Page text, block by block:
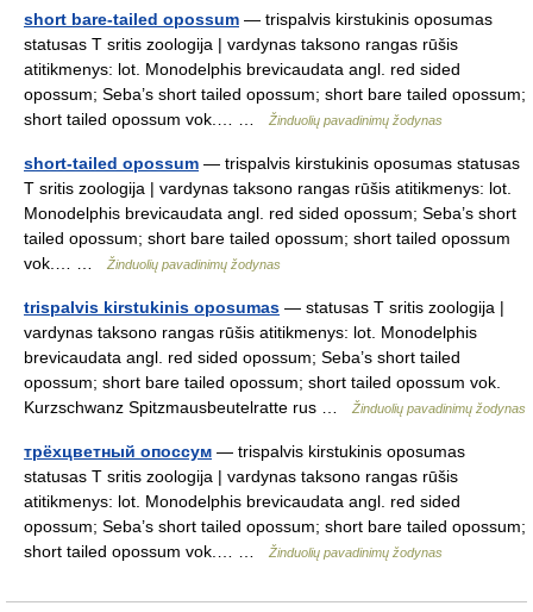
short bare-tailed opossum — trispalvis kirstukinis oposumas
statusas T sritis zoologija | vardynas taksono rangas rūšis
atitikmenys: lot. Monodelphis brevicaudata angl. red sided
opossum; Seba’s short tailed opossum; short bare tailed opossum;
short tailed opossum vok.… …
Žinduolių pavadinimų žodynas
short-tailed opossum — trispalvis kirstukinis oposumas statusas
T sritis zoologija | vardynas taksono rangas rūšis atitikmenys: lot.
Monodelphis brevicaudata angl. red sided opossum; Seba’s short
tailed opossum; short bare tailed opossum; short tailed opossum
vok.… …
Žinduolių pavadinimų žodynas
trispalvis kirstukinis oposumas — statusas T sritis zoologija |
vardynas taksono rangas rūšis atitikmenys: lot. Monodelphis
brevicaudata angl. red sided opossum; Seba’s short tailed
opossum; short bare tailed opossum; short tailed opossum vok.
Kurzschwanz Spitzmausbeutelratte rus …
Žinduolių pavadinimų žodynas
трёхцветный опоссум — trispalvis kirstukinis oposumas
statusas T sritis zoologija | vardynas taksono rangas rūšis
atitikmenys: lot. Monodelphis brevicaudata angl. red sided
opossum; Seba’s short tailed opossum; short bare tailed opossum;
short tailed opossum vok.… …
Žinduolių pavadinimų žodynas